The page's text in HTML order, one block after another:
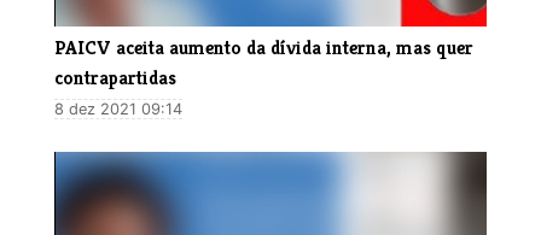
PAICV aceita aumento da dívida interna, mas quer
contrapartidas
8 dez 2021 09:14